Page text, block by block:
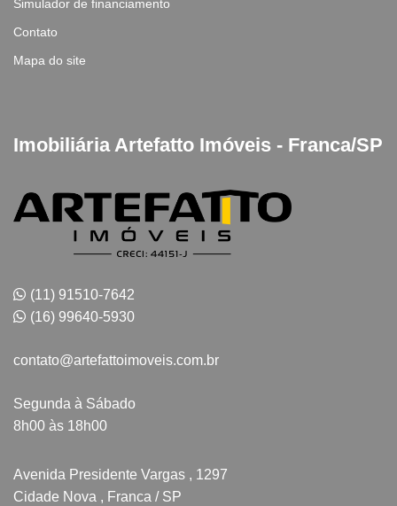
Simulador de financiamento
Contato
Mapa do site
Imobiliária Artefatto Imóveis - Franca/SP
(11) 91510-7642
(16) 99640-5930
contato@artefattoimoveis.com.br
Segunda à Sábado
8h00 às 18h00
Avenida Presidente Vargas , 1297
Cidade Nova , Franca / SP